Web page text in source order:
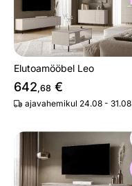
Elutoamööbel Leo
642,68 €
ajavahemikul 24.08 - 31.08
TV-alus Leo 200 cm
Otsi sarnaseid